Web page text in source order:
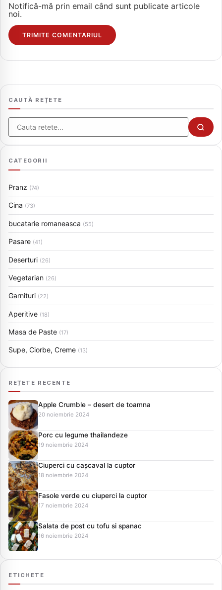
Notifică-mă prin email când sunt publicate articole
noi.
CAUTĂ REȚETE
Cauta
CATEGORII
Pranz (74)
Cina (73)
bucatarie romaneasca (55)
Pasare (41)
Deserturi (26)
Vegetarian (26)
Garnituri (22)
Aperitive (18)
Masa de Paste (17)
Supe, Ciorbe, Creme (13)
REȚETE RECENTE
Apple Crumble – desert de toamna
20 noiembrie 2024
Porc cu legume thailandeze
19 noiembrie 2024
Ciuperci cu cașcaval la cuptor
18 noiembrie 2024
Fasole verde cu ciuperci la cuptor
17 noiembrie 2024
Salata de post cu tofu si spanac
16 noiembrie 2024
ETICHETE